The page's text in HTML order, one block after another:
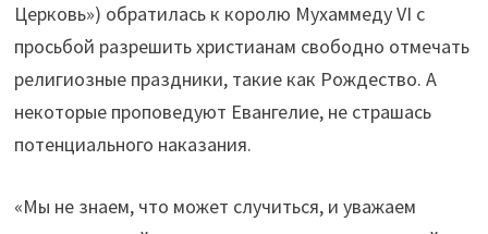
Церковь») обратилась к королю Мухаммеду VI с
просьбой разрешить христианам свободно отмечать
религиозные праздники, такие как Рождество. А
некоторые проповедуют Евангелие, не страшась
потенциального наказания.
«Мы не знаем, что может случиться, и уважаем